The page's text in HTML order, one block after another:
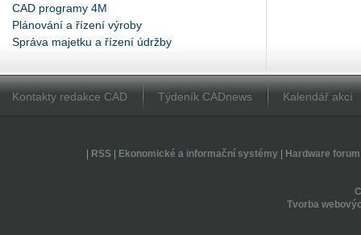
CAD programy 4M
Plánování a řízení výroby
Správa majetku a řízení údržby
Kontakty redakce CAD Týdeník CADnews Kalendář akcí
RSS| Ekonomické a informační systémy| Hardware forum
Tvorba